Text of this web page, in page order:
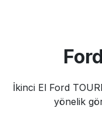
Ford
İkinci El Ford
yönelik